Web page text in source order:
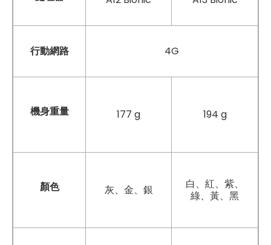
行動網路 4G
機身重量 177 g 194 g
顏色 灰、金、銀
白、紅、紫、
綠、黃、黑